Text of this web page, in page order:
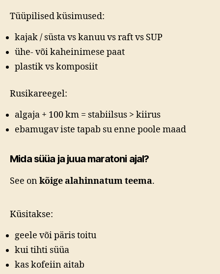
Tüüpilised küsimused:
kajak / süsta vs kanuu vs raft vs SUP
ühe- või kaheinimese paat
plastik vs komposiit
Rusikareegel:
algaja + 100 km = stabiilsus > kiirus
ebamugav iste tapab su enne poole maad
Mida süüa ja juua maratoni ajal?
See onkõige alahinnatum teema.
Küsitakse:
geele või päris toitu
kui tihti süüa
kas kofeiin aitab